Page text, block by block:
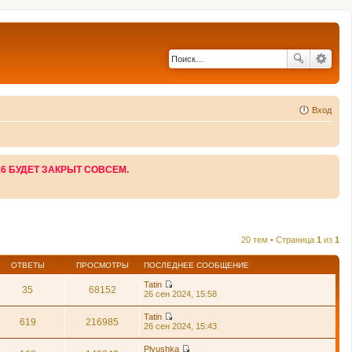
Вход
БУДЕТ ЗАКРЫТ СОВСЕМ.
20 тем • Страница 1 из 1
ОТВЕТЫ ПРОСМОТРЫ ПОСЛЕДНЕЕ СООБЩЕНИЕ
35 68152
Tatin
П
й
т
и
26 сен 2024, 15:58
619 216985
Tatin
П
26 сен 2024, 15:43
Plyushka